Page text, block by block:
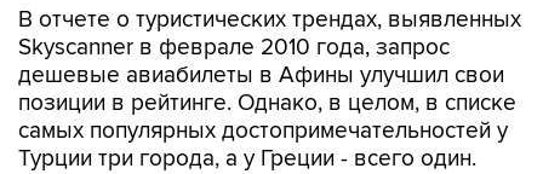
В отчете о туристических трендах, выявленных
Skyscanner в феврале 2010 года, запрос
дешевые авиабилеты в Афины улучшил свои
позиции в рейтинге. Однако, в целом, в списке
самых популярных достопримечательностей у
Турции три города, а у Греции - всего один.